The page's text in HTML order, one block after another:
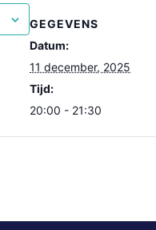
GEGEVENS
Datum:
11 december, 2025
Tijd:
20:00 - 21:30